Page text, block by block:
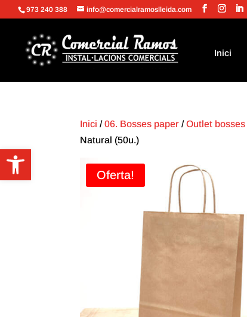
Obre la barra d'eines
973 240 388 info@comercialramoslleida.com
Inici
Inici /06. Bosses paper /Outlet bosses
Natural (50u.)
Oferta!